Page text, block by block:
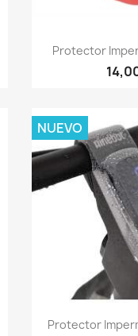
Vista
Protector
Vista
Protector
NUEVO